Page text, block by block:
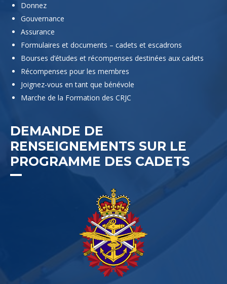
Donnez
Gouvernance
Assurance
Formulaires et documents – cadets et escadrons
Bourses d’études et récompenses destinées aux cadets
Récompenses pour les membres
Joignez-vous en tant que bénévole
Marche de la Formation des CRJC
DEMANDE DE
RENSEIGNEMENTS SUR LE
PROGRAMME DES CADETS